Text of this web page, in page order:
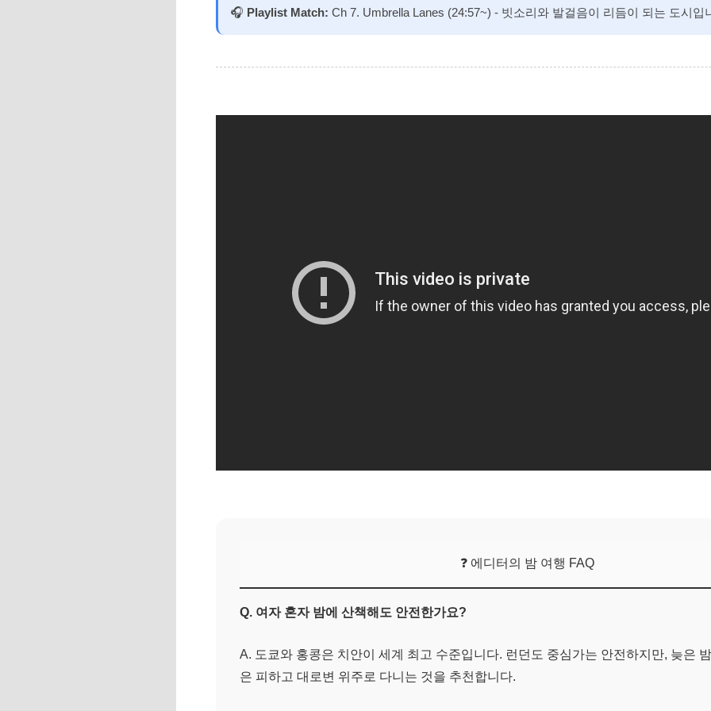
🎧 Playlist Match: Ch 7. Umbrella Lanes (24:57~) - 빗소리와 발걸음이 리듬이 되는 도시입
❓ 에디터의 밤 여행 FAQ
Q. 여자 혼자 밤에 산책해도 안전한가요?
A. 도쿄와 홍콩은 치안이 세계 최고 수준입니다. 런던도 중심가는 안전하지만, 늦은
은 피하고 대로변 위주로 다니는 것을 추천합니다.